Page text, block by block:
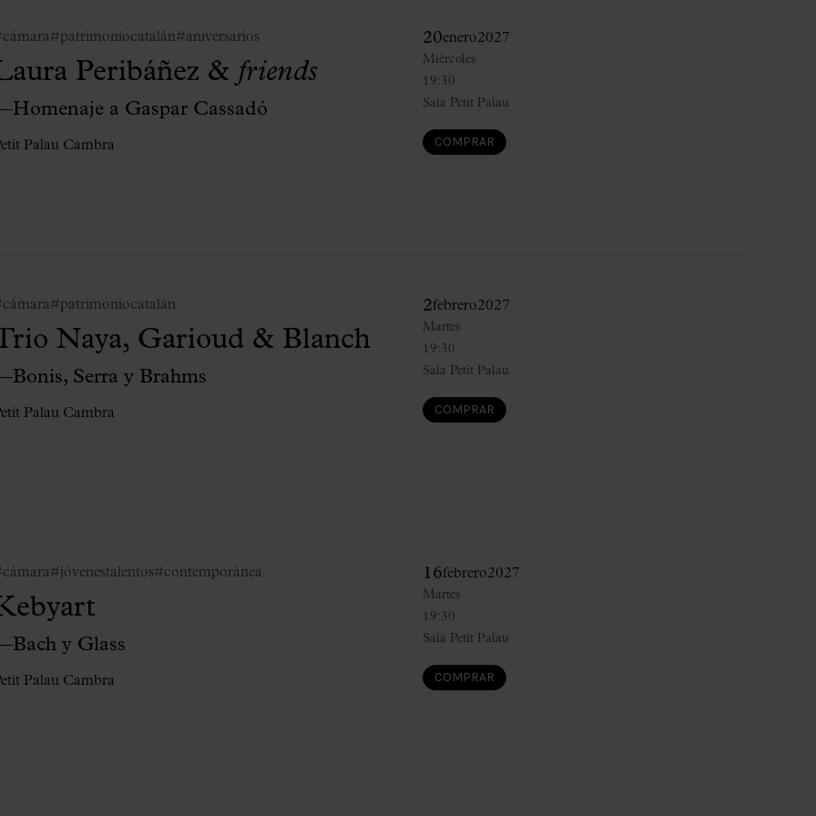
#patrimoniocatalán#aniversarios
Peribáñez & friends
a Gaspar Cassadó
Palau Cambra
20enero2027
19:30
Miércoles
Sala Petit Palau
COMPRAR
#patrimoniocatalán
Naya, Garioud & Blanch
Serra y Brahms
Palau Cambra
2febrero2027
19:30
Martes
Sala Petit Palau
COMPRAR
#jóvenestalentos#contemporánea
y Glass
Palau Cambra
16febrero2027
19:30
Martes
Sala Petit Palau
COMPRAR